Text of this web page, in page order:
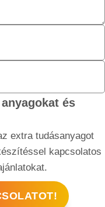
és
extra tudásanyagot
kapcsolatos